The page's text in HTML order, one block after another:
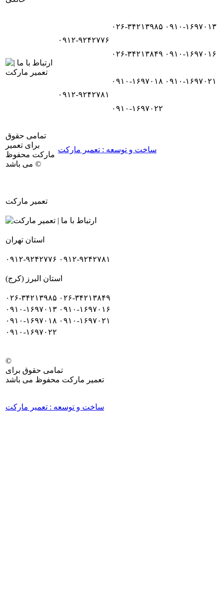
۰۹۱۲-۹۲۴۲۷۷۶
۰۲۶-۳۴۲۱۳۹۸۵ ۰۹۱۰-۱۶۹۷۰۱۳
۰۲۶-۳۴۲۱۳۸۴۹ ۰۹۱۰-۱۶۹۷۰۱۶
۰۹۱۲-۹۲۴۲۷۸۱
۰۹۱۰-۱۶۹۷۰۱۸ ۰۹۱۰-۱۶۹۷۰۲۱
۰۹۱۰-۱۶۹۷۰۲۲
تمامی حقوق
برای تعمیر
مارکت محفوظ
می باشد ©
ساخت و توسعه : تعمیر مارکت
تعمیر مارکت
استان تهران
۰۹۱۲-۹۲۴۲۷۷۶ ۰۹۱۲-۹۲۴۲۷۸۱
استان البرز (کرج)
۰۲۶-۳۴۲۱۳۹۸۵ ۰۲۶-۳۴۲۱۳۸۴۹
۰۹۱۰-۱۶۹۷۰۱۳ ۰۹۱۰-۱۶۹۷۰۱۶
۰۹۱۰-۱۶۹۷۰۱۸ ۰۹۱۰-۱۶۹۷۰۲۱
۰۹۱۰-۱۶۹۷۰۲۲
©
تمامی حقوق برای
تعمیر مارکت محفوظ می باشد
ساخت و توسعه : تعمیر مارکت